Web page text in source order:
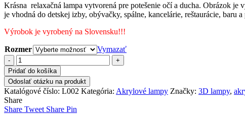
22,00 €
Krásna relaxačná lampa vytvorená pre potešenie očí a ducha. Obrázok
je vhodná do detskej izby, obývačky, spálne, kancelárie, reštaurácie, baru
Výrobok je vyrobený na Slovensku!!!
Rozmer
Vymazať
množstvo
3D
Lampa
"Cválajúci
koník"
L002
Pridať do košíka
Odoslať otázku na produkt
Katalógové číslo: L002 Kategória: Akrylové lampy Značky: 3D lampy,
Share
Share Tweet Share Pin